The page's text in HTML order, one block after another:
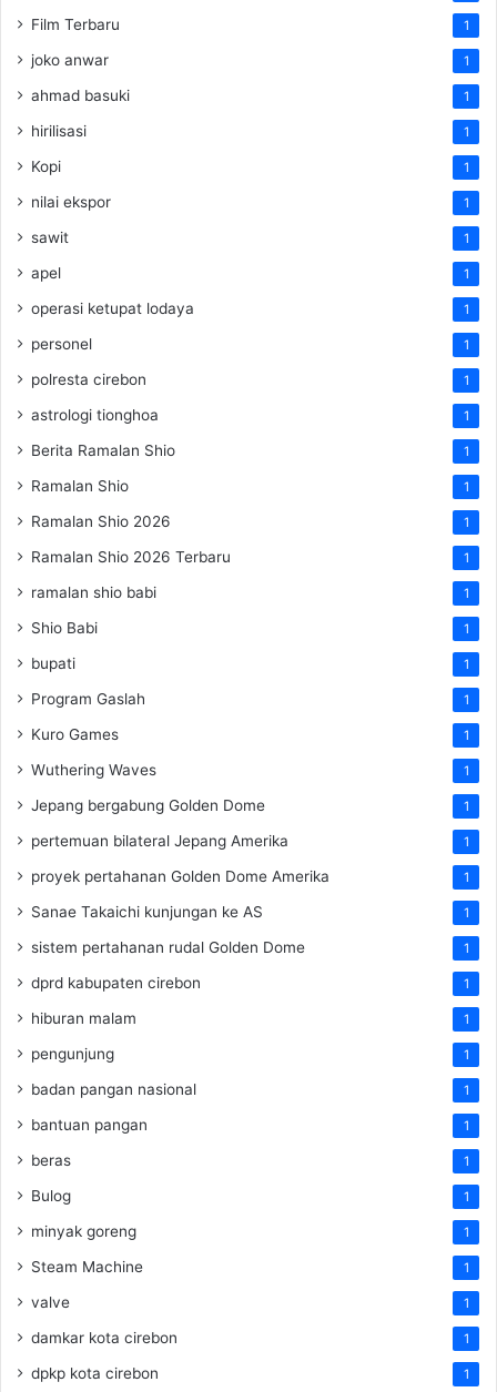
Film Terbaru 1
joko anwar 1
ahmad basuki 1
hirilisasi 1
Kopi 1
nilai ekspor 1
sawit 1
apel 1
operasi ketupat lodaya 1
personel 1
polresta cirebon 1
astrologi tionghoa 1
Berita Ramalan Shio 1
Ramalan Shio 1
Ramalan Shio 2026 1
Ramalan Shio 2026 Terbaru 1
ramalan shio babi 1
Shio Babi 1
bupati 1
Program Gaslah 1
Kuro Games 1
Wuthering Waves 1
Jepang bergabung Golden Dome 1
pertemuan bilateral Jepang Amerika 1
proyek pertahanan Golden Dome Amerika 1
Sanae Takaichi kunjungan ke AS 1
sistem pertahanan rudal Golden Dome 1
dprd kabupaten cirebon 1
hiburan malam 1
pengunjung 1
badan pangan nasional 1
bantuan pangan 1
beras 1
Bulog 1
minyak goreng 1
Steam Machine 1
valve 1
damkar kota cirebon 1
dpkp kota cirebon 1